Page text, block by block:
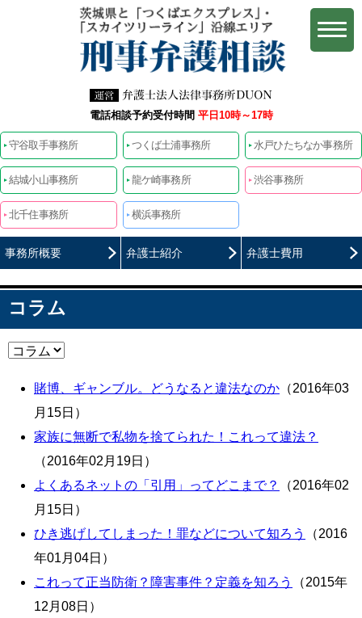
電話相談予約受付時間 平日10時～17時
守谷取手事務所 つくば土浦事務所 水戸ひたちなか事務所
結城小山事務所 龍ケ崎事務所 渋谷事務所
北千住事務所 横浜事務所
事務所概要 弁護士紹介 弁護士費用
コラム
賭博、ギャンブル。どうなると違法なのか （2016年03
月15日）
家族に無断で私物を捨てられた！これって違法？
（2016年02月19日）
よくあるネットの「引用」ってどこまで？
（2016年02
月15日）
ひき逃げしてしまった！罪などについて知ろう
（2016
年01月04日）
これって正当防衛？障害事件？定義を知ろう
（2015年
12月08日）